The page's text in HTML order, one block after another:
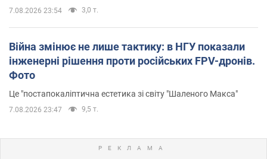
7.08.2026 23:54 3,0 т.
Війна змінює не лише тактику: в НГУ показали
інженерні рішення проти російських FPV-дронів.
Фото
Це "постапокаліптична естетика зі світу "Шаленого Макса"
7.08.2026 23:47 9,5 т.